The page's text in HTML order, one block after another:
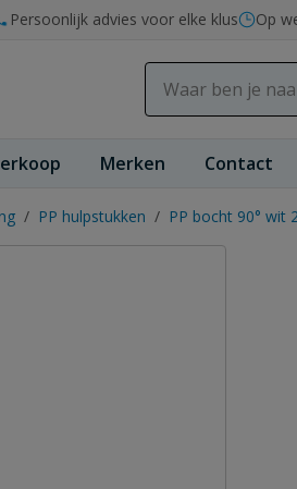
Persoonlijk advies voor elke klus Op
Merken Contact
/ PP hulpstukken / PP bocht 90° wit